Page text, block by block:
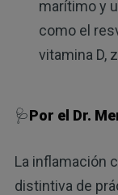
marítimo y
como el
vitamina D,
🩺Por el Dr.
La inflamación
distintiva de